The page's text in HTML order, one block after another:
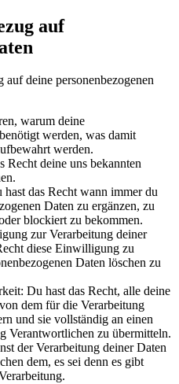
auf
deine personenbezogenen
warum deine
werden, was damit
werden.
Recht deine uns bekannten
das Recht wann immer du
Daten zu ergänzen, zu
blockiert zu bekommen.
zur Verarbeitung deiner
diese Einwilligung zu
Daten löschen zu
Du hast das Recht, alle deine
dem für die Verarbeitung
und sie vollständig an einen
Verantwortlichen zu übermitteln.
der Verarbeitung deiner Daten
dem, es sei denn es gibt